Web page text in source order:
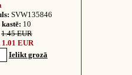
SVW135846
10
1.45 EUR
EUR
Ielikt grozā